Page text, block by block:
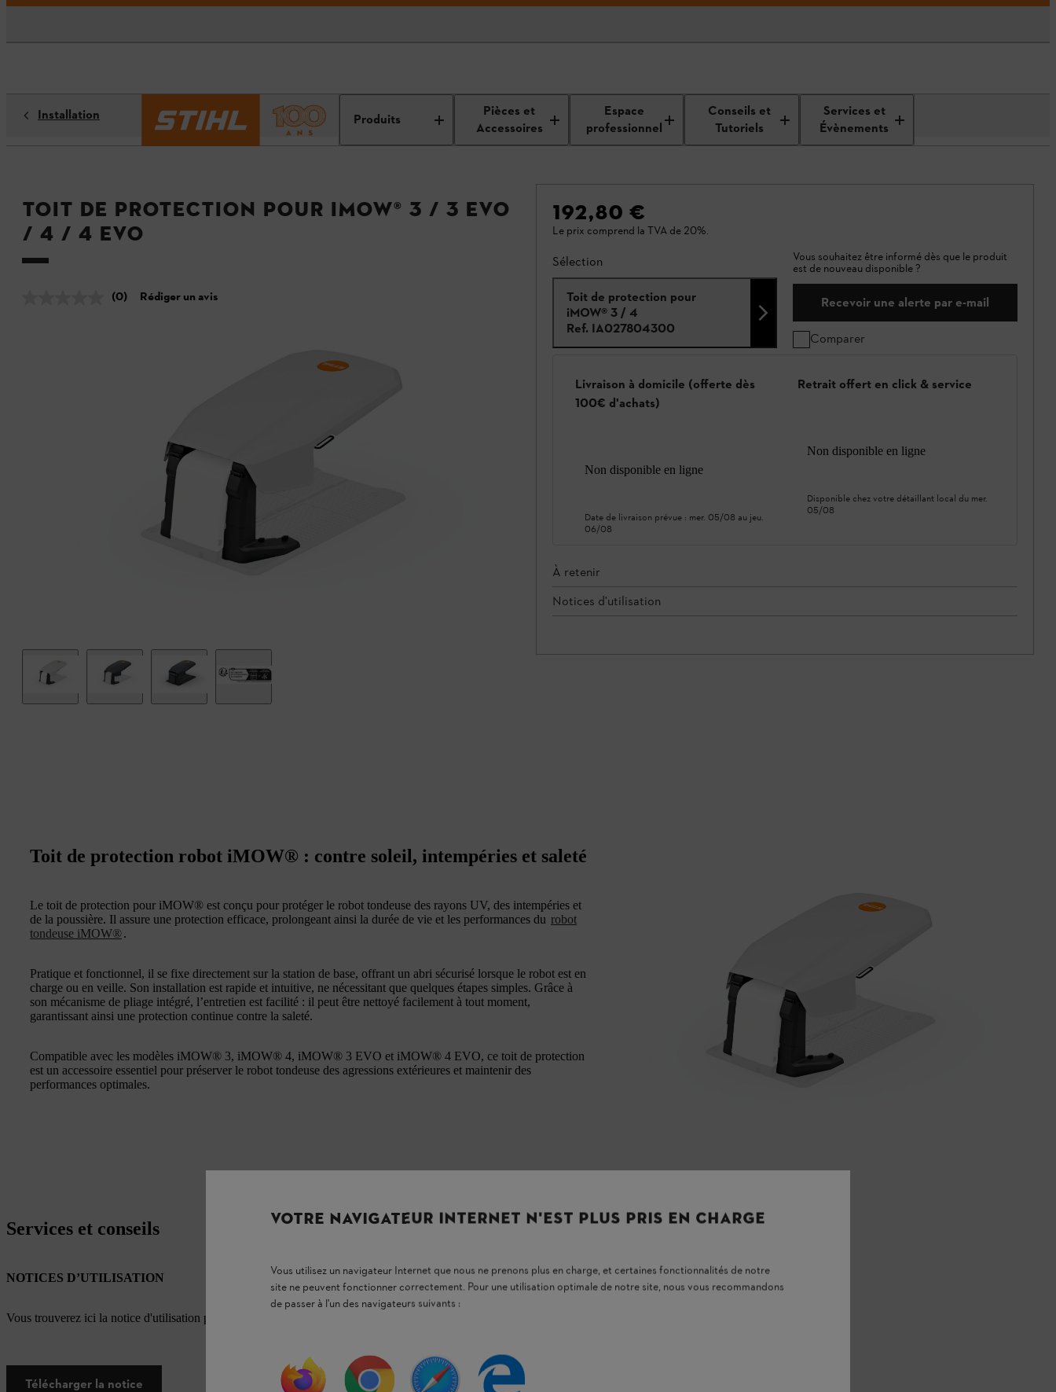
Produits
Pièces et
Accessoires
Espace
professionnel
Conseils et
Tutoriels
Services et
Évènements
Installation
Toit de protection pour iMOW® 3 / 3 EVO
/ 4 / 4 EVO
(0) Rédiger un avis
192,80 €
Le prix comprend la TVA de 20%.
Sélection
Toit de protection pour
iMOW® 3 / 4
Ref. IA027804300
Vous souhaitez être informé dès que le produit
est de nouveau disponible ?
Recevoir une alerte par e-mail
Comparer
Livraison à domicile (offerte dès
100€ d'achats)
Non disponible en ligne
Date de livraison prévue : mer. 05/08 au jeu.
06/08
Retrait offert en click & service
Non disponible en ligne
Disponible chez votre détaillant local du mer.
05/08
À retenir
Notices d'utilisation
Toit de protection robot iMOW® : contre soleil, intempéries et saleté
Le toit de protection pour iMOW® est conçu pour protéger le robot tondeuse des rayons UV, des intempéries et
de la poussière. Il assure une protection efficace, prolongeant ainsi la durée de vie et les performances du robot
tondeuse iMOW®.
Pratique et fonctionnel, il se fixe directement sur la station de base, offrant un abri sécurisé lorsque le robot est en
charge ou en veille. Son installation est rapide et intuitive, ne nécessitant que quelques étapes simples. Grâce à
son mécanisme de pliage intégré, l’entretien est facilité : il peut être nettoyé facilement à tout moment,
garantissant ainsi une protection continue contre la saleté.
Compatible avec les modèles iMOW® 3, iMOW® 4, iMOW® 3 EVO et iMOW® 4 EVO, ce toit de protection
est un accessoire essentiel pour préserver le robot tondeuse des agressions extérieures et maintenir des
performances optimales.
Services et conseils
NOTICES D’UTILISATION
Vous trouverez ici la notice d'utilisation pour ce produit STIHL
Télécharger la notice
VOTRE NAVIGATEUR INTERNET N'EST PLUS PRIS EN CHARGE
Vous utilisez un navigateur Internet que nous ne prenons plus en charge, et certaines fonctionnalités de notre
site ne peuvent fonctionner correctement. Pour une utilisation optimale de notre site, nous vous recommandons
de passer à l'un des navigateurs suivants :